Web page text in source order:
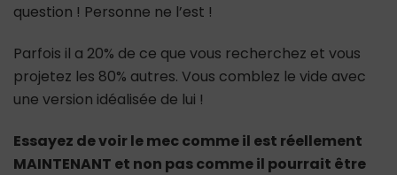
question ! Personne ne l’est !
Parfois il a 20% de ce que vous recherchez et vous
projetez les 80% autres. Vous comblez le vide avec
une version idéalisée de lui !
Essayez de voir le mec comme il est réellement
MAINTENANT et non pas comme il pourrait être